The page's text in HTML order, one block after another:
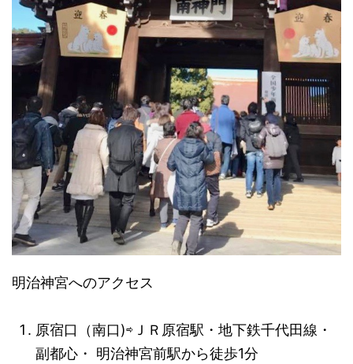
明治神宮へのアクセス
原宿口（南口)⇨ＪＲ原宿駅・地下鉄千代田線・
副都心・ 明治神宮前駅から徒歩1分